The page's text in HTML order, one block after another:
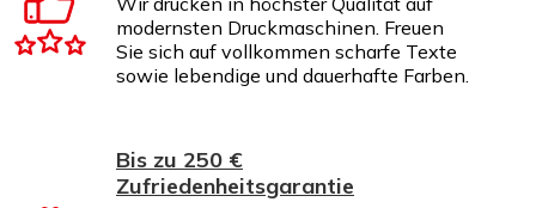
modernsten Druckmaschinen. Freuen
Sie sich auf vollkommen scharfe Texte
sowie lebendige und dauerhafte Farben.
Bis zu 250 €
Zufriedenheitsgarantie